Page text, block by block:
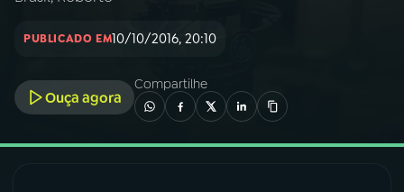
INÍCIO
A RÁDIO
03PROGRAMAÇÃO
PUBLICADO EM10/10/2016, 20:10
Ouça agora
Compartilhe